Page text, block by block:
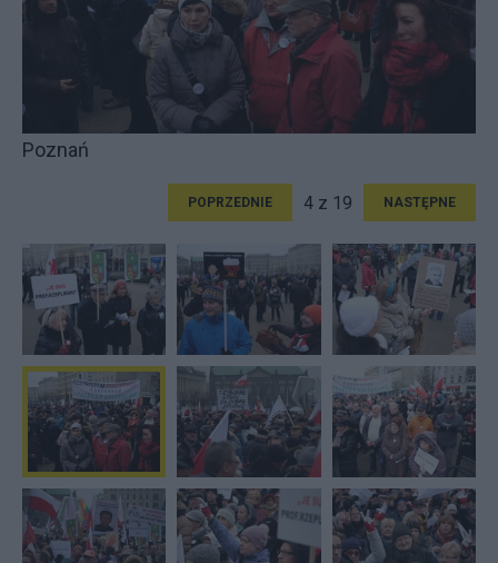
Poznań
POPRZEDNIE 4 z 19 NASTĘPNE